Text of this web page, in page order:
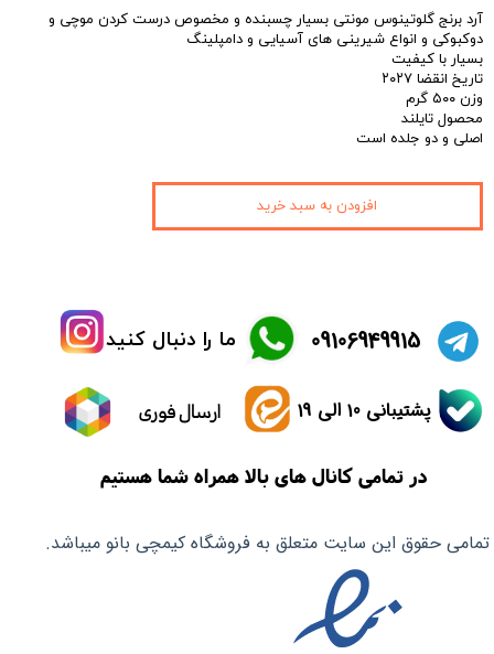
آرد برنج گلوتینوس مونتی بسیار چسبنده و مخصوص درست کردن موچی و
دوکبوکی و انواع شیرینی های آسیایی و دامپلینگ
بسیار با کیفیت
تاریخ انقضا ۲۰۲۷
وزن ۵۰۰ گرم
محصول تایلند
اصلی و دو جلده است
افزودن به سبد خرید
تمامی حقوق این سایت متعلق به فروشگاه کیمچی بانو میباشد.
ما را دنبال کنید ​09106949915
ارسال فوری پشتیبانی 10 الی 19
در تمامی کانال های بالا همراه شما هستیم